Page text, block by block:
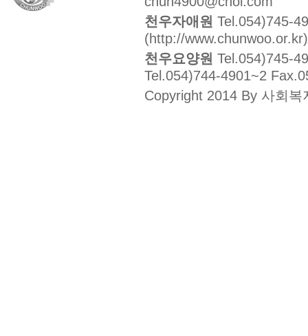
천우자애원 Tel.054)745-
(http://www.chunwoo.or.kr)
천우요양원 Tel.054)745-
Tel.054)744-4901~2
Copyright 2014 By 사회